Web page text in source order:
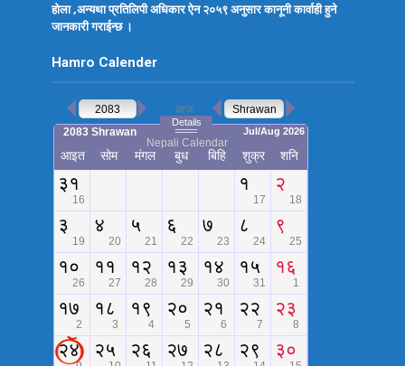
होला ,अन्यथा प्रतिलिपी अधिकार ऐन २०५९ अनुसार कानूनी कार्वाही हुने
जानकारी गराईन्छ ।
Hamro Calender